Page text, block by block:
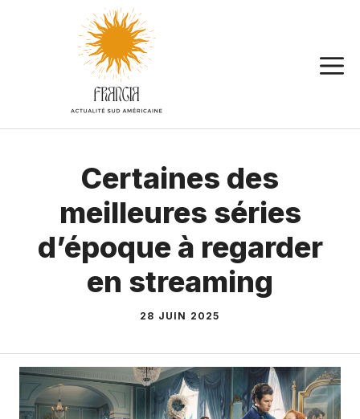
Certaines des
meilleures séries
d’époque à regarder
en streaming
28 JUIN 2025